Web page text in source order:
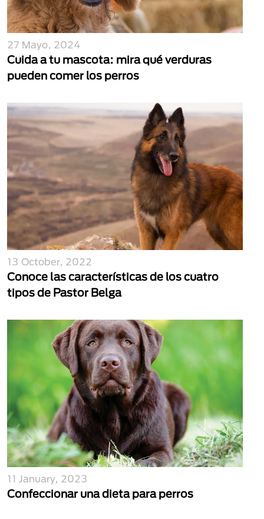
27 Mayo, 2024
Cuida a tu mascota: mira qué verduras
pueden comer los perros
13 October, 2022
Conoce las características de los cuatro
tipos de Pastor Belga
11 January, 2023
Confeccionar una dieta para perros